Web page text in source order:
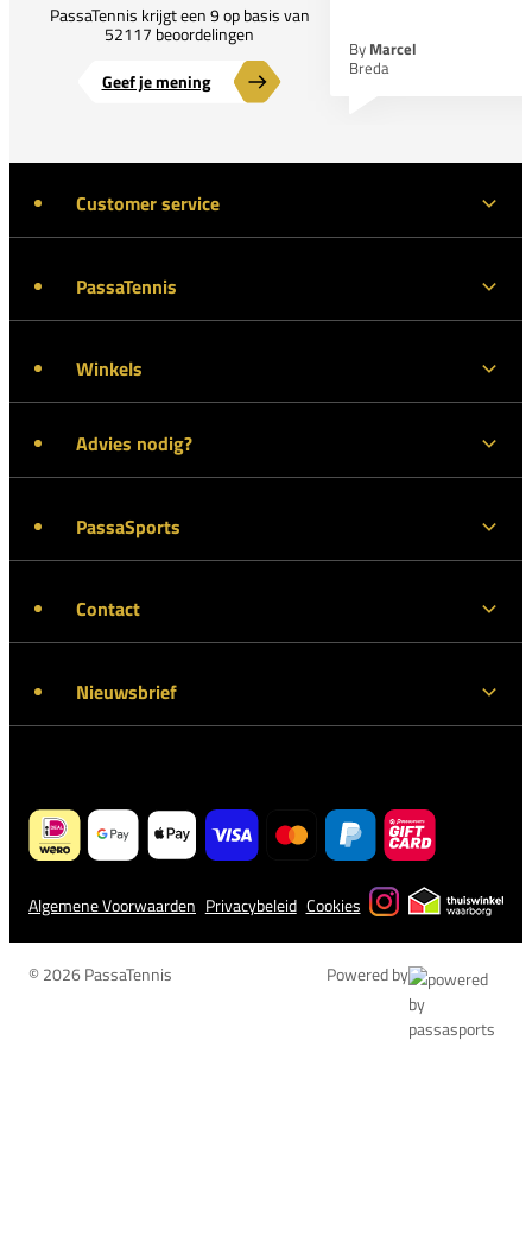
PassaTennis krijgt een 9 op basis van
52117 beoordelingen
Geef je mening
By Marcel
Breda
Customer service
PassaTennis
Winkels
Advies nodig?
PassaSports
Contact
Nieuwsbrief
Algemene Voorwaarden Privacybeleid Cookies
© 2026 PassaTennis Powered by